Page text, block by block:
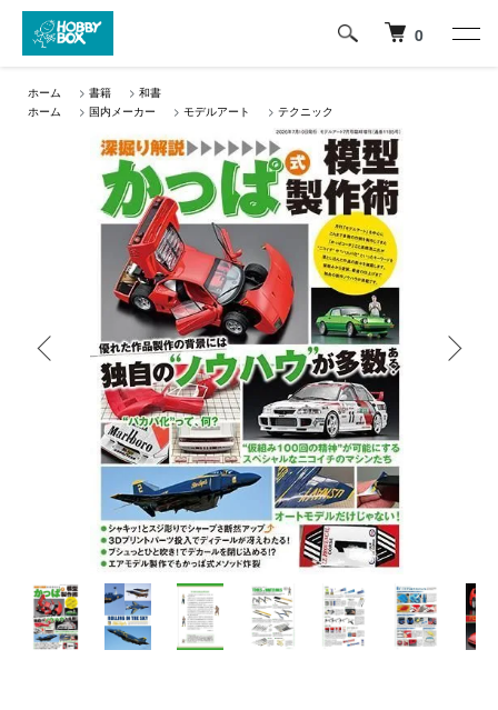
0
ホーム > 書籍 > 和書
ホーム
> 国内メーカー > モデルアート > テクニック